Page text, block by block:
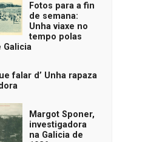
Fotos para a fin
de semana:
Unha viaxe no
tempo polas
Galicia
falar d’ Unha rapaza
Margot Sponer,
investigadora
na Galicia de